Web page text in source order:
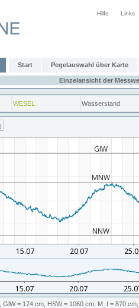
Hilfe Links
Start Pegelauswahl über Karte
Einzelansicht der
WESEL Wasserstand
GlW= 174 cm, HSW= 1060 cm, M_I = 870 cm,